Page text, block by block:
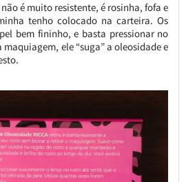
é muito resistente, é rosinha, fofa e
tenho colocado na carteira. Os
bem fininho, e basta pressionar no
maquiagem, ele “suga” a oleosidade e